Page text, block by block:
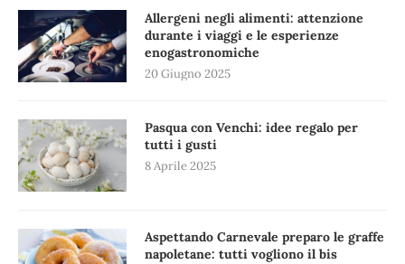
Allergeni negli alimenti: attenzione
durante i viaggi e le esperienze
enogastronomiche
20 Giugno 2025
Pasqua con Venchi: idee regalo per
tutti i gusti
8 Aprile 2025
Aspettando Carnevale preparo le graffe
napoletane: tutti vogliono il bis